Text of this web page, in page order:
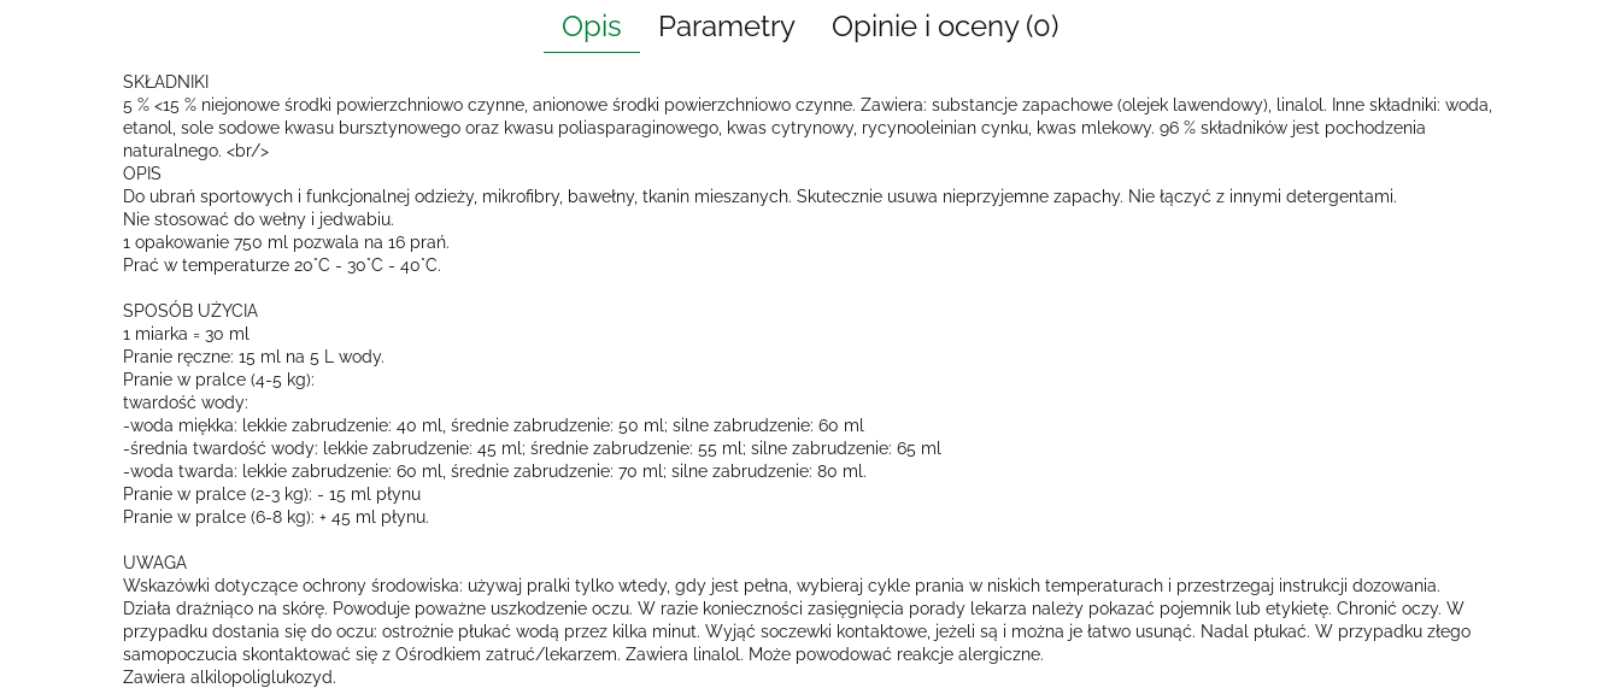
Opis Parametry Opinie i oceny (0)
SKŁADNIKI
5 % <15 % niejonowe środki powierzchniowo czynne, anionowe środki powierzchniowo czynne. Zawiera: substancje zapachowe (olejek lawendowy), linalol. Inne składniki: woda,
etanol, sole sodowe kwasu bursztynowego oraz kwasu poliasparaginowego, kwas cytrynowy, rycynooleinian cynku, kwas mlekowy. 96 % składników jest pochodzenia
naturalnego. <br/>
OPIS
Do ubrań sportowych i funkcjonalnej odzieży, mikrofibry, bawełny, tkanin mieszanych. Skutecznie usuwa nieprzyjemne zapachy. Nie łączyć z innymi detergentami.
Nie stosować do wełny i jedwabiu.
1 opakowanie 750 ml pozwala na 16 prań.
Prać w temperaturze 20°C - 30°C - 40°C.
SPOSÓB UŻYCIA
1 miarka = 30 ml
Pranie ręczne: 15 ml na 5 L wody.
Pranie w pralce (4-5 kg):
twardość wody:
-woda miękka: lekkie zabrudzenie: 40 ml, średnie zabrudzenie: 50 ml; silne zabrudzenie: 60 ml
-średnia twardość wody: lekkie zabrudzenie: 45 ml; średnie zabrudzenie: 55 ml; silne zabrudzenie: 65 ml
-woda twarda: lekkie zabrudzenie: 60 ml, średnie zabrudzenie: 70 ml; silne zabrudzenie: 80 ml.
Pranie w pralce (2-3 kg): - 15 ml płynu
Pranie w pralce (6-8 kg): + 45 ml płynu.
UWAGA
Wskazówki dotyczące ochrony środowiska: używaj pralki tylko wtedy, gdy jest pełna, wybieraj cykle prania w niskich temperaturach i przestrzegaj instrukcji dozowania.
Działa drażniąco na skórę. Powoduje poważne uszkodzenie oczu. W razie konieczności zasięgnięcia porady lekarza należy pokazać pojemnik lub etykietę. Chronić oczy. W
przypadku dostania się do oczu: ostrożnie płukać wodą przez kilka minut. Wyjąć soczewki kontaktowe, jeżeli są i można je łatwo usunąć. Nadal płukać. W przypadku złego
samopoczucia skontaktować się z Ośrodkiem zatruć/lekarzem. Zawiera linalol. Może powodować reakcje alergiczne.
Zawiera alkilopoliglukozyd.